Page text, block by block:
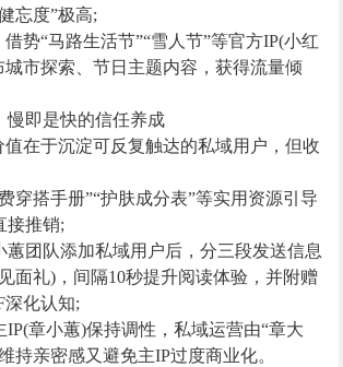
忘度”极高;
势“马路生活节”“雪人节”等官方IP(小红
城市探索、节日主题内容，获得流量倾
慢即是快的信任养成
值在于沉淀可反复触达的私域用户，但收
穿搭手册”“护肤成分表”等实用资源引导
接推销;
蕙团队添加私域用户后，分三段发送信息
面礼)，间隔10秒提升阅读体验，并附赠
深化认知;
IP(章小蕙)保持调性，私域运营由“章大
持亲密感又避免主IP过度商业化。